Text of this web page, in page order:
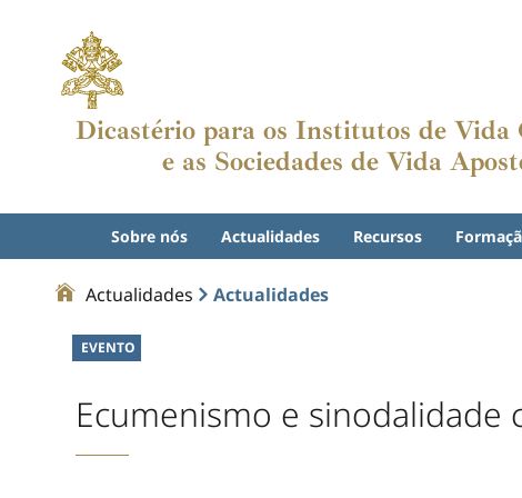
Dicastério para os Institutos de Vida
e as Sociedades de Vida
Sobre nós Actualidades Recursos
Actualidades Actualidades
EVENTO
Ecumenismo e sinodalidade